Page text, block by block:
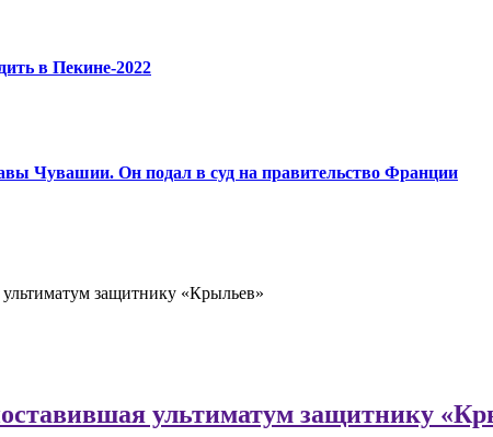
в Пекине-2022
Чувашии. Он подал в суд на правительство Франции
защитнику «Крыльев»
ультиматум защитнику